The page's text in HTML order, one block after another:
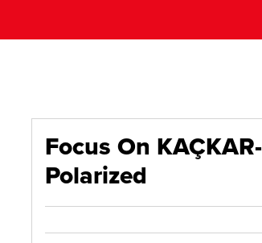
Focus On KAÇKAR-
Polarized